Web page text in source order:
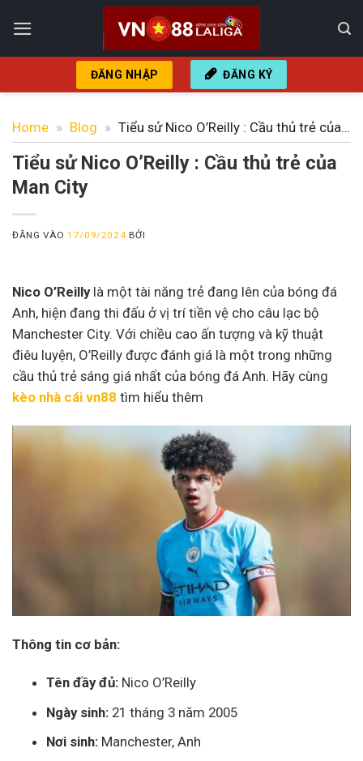
qua
nội
ĐĂNG NHẬP ĐĂNG KÝ
Home » Blog » Tiểu sử Nico O’Reilly : Cầu thủ trẻ của
Tiểu sử Nico O’Reilly : Cầu thủ trẻ của
Man City
ĐĂNG VÀO17/09/2024 BỞI
Nico O’Reillylà một tài năng trẻ đang lên của bóng đá
Anh, hiện đang thi đấu ở vị trí tiền vệ cho câu lạc bộ
Manchester City. Với chiều cao ấn tượng và kỹ thuật
điêu luyện, O’Reilly được đánh giá là một trong những
cầu thủ trẻ sáng giá nhất của bóng đá Anh. Hãy cùng
kèo nhà cái vn88 tìm hiểu thêm
Thông tin cơ bản:
Tên đầy đủ:Nico O’Reilly
Ngày sinh:21 tháng 3 năm 2005
Nơi sinh:Manchester, Anh